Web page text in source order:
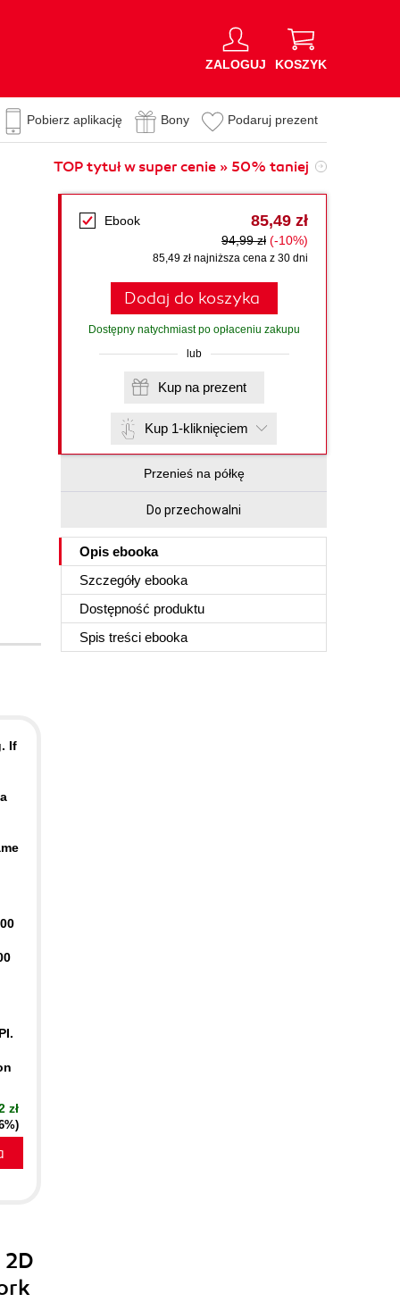
ZALOGUJ KOSZYK
Pobierz aplikację Bony Podaruj prezent
TOP tytuł w super cenie » 50% taniej
Ebook 85,49 zł
94,99 zł (-10%)
85,49 zł najniższa cena z 30 dni
Dodaj do koszyka
Dostępny natychmiast po opłaceniu zakupu
lub
Kup na prezent
Kup 1-kliknięciem
Przenieś na półkę
Do przechowalni
Opis ebooka
Szczegóły ebooka
Dostępność produktu
Spis treści ebooka
If
zł